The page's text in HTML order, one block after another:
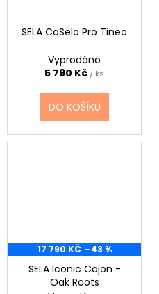
SELA CaSela Pro Tineo
Vyprodáno
5 790 Kč / ks
DO KOŠÍKU
17 790 KČ –43 %
SELA Iconic Cajon -
Oak Roots